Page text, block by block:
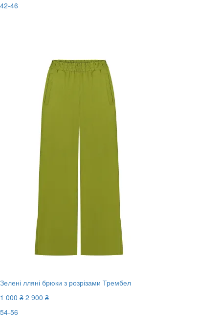
42-46
Зелені лляні брюки з розрізами Трембел
1 000 ₴ 2 900 ₴
54-56